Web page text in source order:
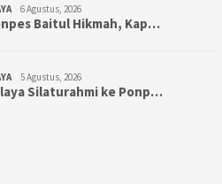
6 Agustus, 2026
Baitul Hikmah, Kap…
5 Agustus, 2026
Silaturahmi ke Ponp…